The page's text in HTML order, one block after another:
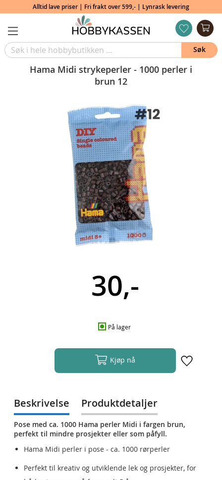
Alltid lave priser | Fri frakt over 599,- | Lynrask levering
Hama Midi strykeperler - 1000 perler i
brun 12
30,-
På lager
Kjøp nå
Beskrivelse
Pose med ca. 1000 Hama perler Midi i fargen brun,
perfekt til mindre prosjekter eller som påfyll.
Hama Midi perler i pose - ca. 1000 rørperler
Perfekt til kreativ og utviklende lek og prosjekter, for
Produktdetaljer
Søk
ønskeliste